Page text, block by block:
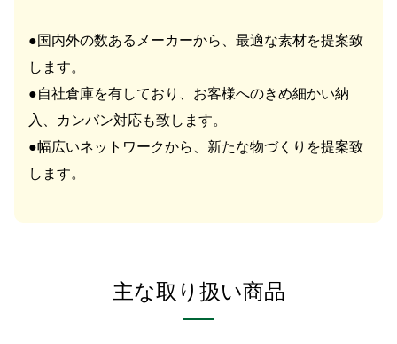
●国内外の数あるメーカーから、最適な素材を提案致
します。
●自社倉庫を有しており、お客様へのきめ細かい納
入、カンバン対応も致します。
●幅広いネットワークから、新たな物づくりを提案致
します。
主な取り扱い商品